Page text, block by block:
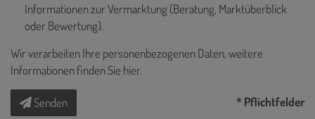
Informationen zur Vermarktung (Beratung, Marktüberblick
oder Bewertung).
Wir verarbeiten Ihre personenbezogenen Daten, weitere
Informationen finden Sie hier.
Senden * Pflichtfelder